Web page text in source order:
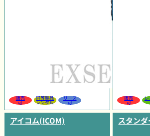
販売
可
同等製品
レンタル
リース
可
販売
可
レ
アイコム(ICOM) スタン